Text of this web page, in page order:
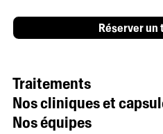
Réserver
Traitements
Nos cliniques et
Nos équipes